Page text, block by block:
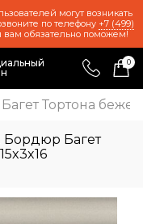
могут возникать
по телефону +7 (499)
вам обязательно поможем!
0
Тортона
Бордюр Багет